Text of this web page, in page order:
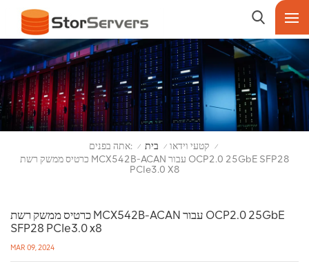
אתה בפנים: / בית / קטעי וידאו /
כרטיס ממשק רשת MCX542B-ACAN עבור OCP2.0 25GbE SFP28
PCIe3.0 X8
כרטיס ממשק רשת MCX542B-ACAN עבור OCP2.0 25GbE
SFP28 PCIe3.0 x8
MAR 09, 2024